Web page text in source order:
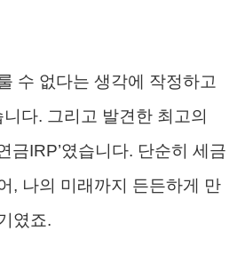
수 없다는 생각에 작정하고
다. 그리고 발견한 최고의
금IRP’였습니다. 단순히 세금
, 나의 미래까지 든든하게 만
였죠.